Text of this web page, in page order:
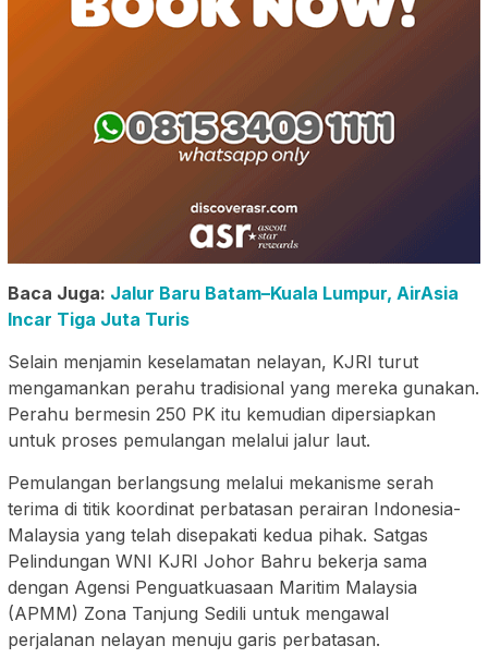
Baca Juga: Jalur Baru Batam–Kuala Lumpur, AirAsia
Incar Tiga Juta Turis
Selain menjamin keselamatan nelayan, KJRI turut
mengamankan perahu tradisional yang mereka gunakan.
Perahu bermesin 250 PK itu kemudian dipersiapkan
untuk proses pemulangan melalui jalur laut.
Pemulangan berlangsung melalui mekanisme serah
terima di titik koordinat perbatasan perairan Indonesia-
Malaysia yang telah disepakati kedua pihak. Satgas
Pelindungan WNI KJRI Johor Bahru bekerja sama
dengan Agensi Penguatkuasaan Maritim Malaysia
(APMM) Zona Tanjung Sedili untuk mengawal
perjalanan nelayan menuju garis perbatasan.